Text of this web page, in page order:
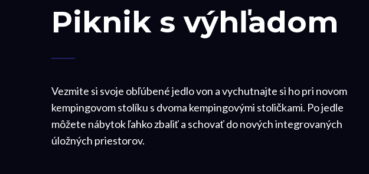
Piknik s výhľadom
Vezmite si svoje obľúbené jedlo von a vychutnajte si ho pri novom
kempingovom stolíku s dvoma kempingovými stoličkami. Po jedle
môžete nábytok ľahko zbaliť a schovať do nových integrovaných
úložných priestorov.